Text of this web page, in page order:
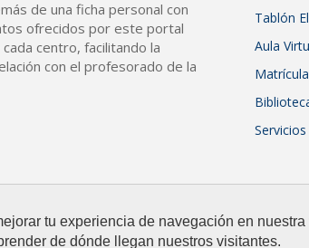
tu experiencia de navegación en
de dónde llegan nuestros visitantes.
de una ficha personal con
ofrecidos por este portal
centro, facilitando la
con el profesorado de la
Tablón
Aula